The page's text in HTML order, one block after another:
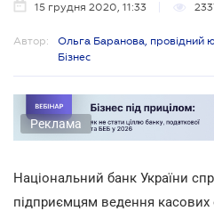
15 грудня 2020, 11:33
Автор:
Ольга Баранова, провідний
Бізнес
Реклама
Національний банк України
підприємцям ведення касових